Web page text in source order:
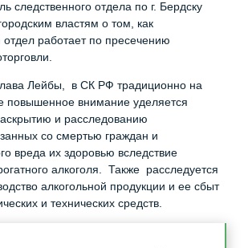
следственного отдела по г. Бердску
властям о том, как
работает по пресечению
Лейбы, в СК РФ традиционно на
повышенное внимание уделяется
и расследованию
со смертью граждан и
вреда их здоровью вследствие
алкоголя. Также расследуется
алкогольной продукции и ее сбыт
и технических средств.